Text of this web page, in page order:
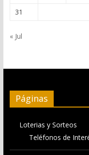
31
« Jul
Páginas
Loterias y Sorteos
Teléfonos de